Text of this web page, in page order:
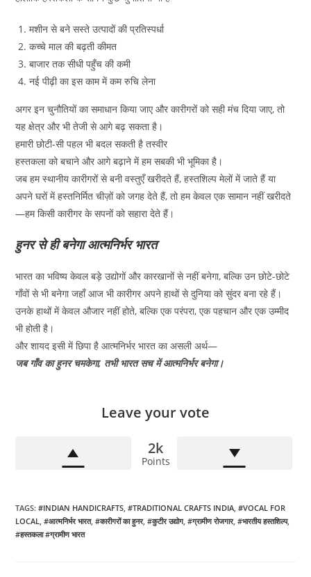
मशीन से बने सस्ते उत्पादों की प्रतिस्पर्धा
कच्चे माल की बढ़ती कीमत
बाजार तक सीधी पहुँच की कमी
नई पीढ़ी का इस काम में कम रुचि लेना
अगर इन चुनौतियों का समाधान किया जाए और कारीगरों को सही मंच दिया जाए, तो
यह क्षेत्र और भी तेजी से आगे बढ़ सकता है।
हमारी छोटी-सी पहल भी बदल सकती है तस्वीर
हस्तकला को बचाने और आगे बढ़ाने में हम सबकी भी भूमिका है।
जब हम स्थानीय कारीगरों से बनी वस्तुएँ खरीदते हैं, हस्तशिल्प मेलों में जाते हैं या
अपने घरों में हस्तनिर्मित चीज़ों को जगह देते हैं, तो हम केवल एक सामान नहीं खरीदते
—हम किसी कारीगर के सपनों को सहारा देते हैं।
हुनर से ही बनेगा आत्मनिर्भर भारत
भारत का भविष्य केवल बड़े उद्योगों और कारखानों से नहीं बनेगा, बल्कि उन छोटे-छोटे
गाँवों से भी बनेगा जहाँ आज भी कारीगर अपने हाथों से दुनिया को सुंदर बना रहे हैं।
उनके हाथों में केवल औजार नहीं होते, बल्कि एक परंपरा, एक पहचान और एक उम्मीद
भी होती है।
और शायद इसी में छिपा है आत्मनिर्भर भारत का असली अर्थ—
जब गाँव का हुनर चमकेगा, तभी भारत सच में आत्मनिर्भर बनेगा।
Leave your vote
2k
Points
TAGS:#INDIAN HANDICRAFTS, #TRADITIONAL CRAFTS INDIA, #VOCAL FOR
LOCAL, #आत्मनिर्भर भारत, #कारीगरों का हुनर, #कुटीर उद्योग, #ग्रामीण रोजगार, #भारतीय हस्तशिल्प,
#हस्तकला #ग्रामीण भारत